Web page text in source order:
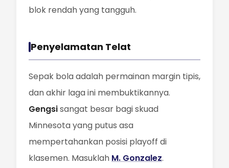
blok rendah yang tangguh.
Penyelamatan Telat
Sepak bola adalah permainan margin tipis,
dan akhir laga ini membuktikannya.
Gengsisangat besar bagi skuad
Minnesota yang putus asa
mempertahankan posisi playoff di
klasemen. Masuklah M. Gonzalez.